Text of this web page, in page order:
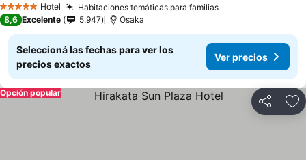
5 Estrellas Hotel Habitaciones temáticas para familias
8,6 Excelente 5.947 Osaka
Seleccioná las fechas para ver los
precios exactos
Ver precios
Compartir
Opción popular